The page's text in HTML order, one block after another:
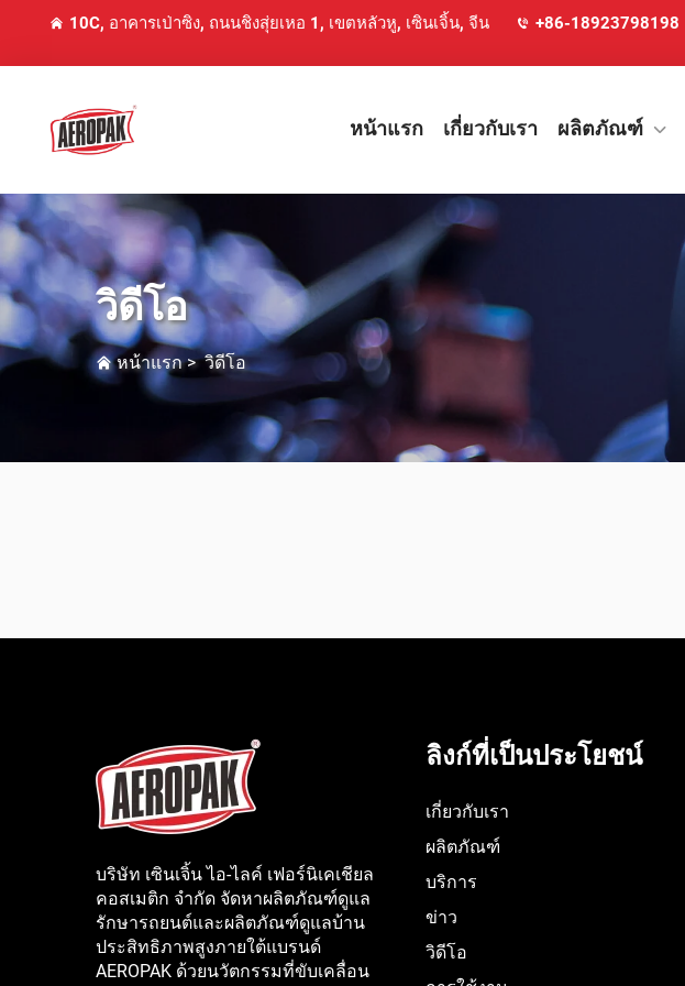
10C, อาคารเป่าซิง, ถนนชิงสุ่ยเหอ 1, เขตหลัวหู, เซินเจิ้น, จีน +86-18923798198
หน้าแรก เกี่ยวกับเรา ผลิตภัณฑ์
วิดีโอ
หน้าแรก>วิดีโอ
บริษัท เซินเจิ้น ไอ-ไลค์ เฟอร์นิเคเชียล
คอสเมติก จำกัด จัดหาผลิตภัณฑ์ดูแล
รักษารถยนต์และผลิตภัณฑ์ดูแลบ้าน
ประสิทธิภาพสูงภายใต้แบรนด์
AEROPAK ด้วยนวัตกรรมที่ขับเคลื่อน
ลิงก์ที่เป็นประโยชน์
เกี่ยวกับเรา
ผลิตภัณฑ์
บริการ
ข่าว
วิดีโอ